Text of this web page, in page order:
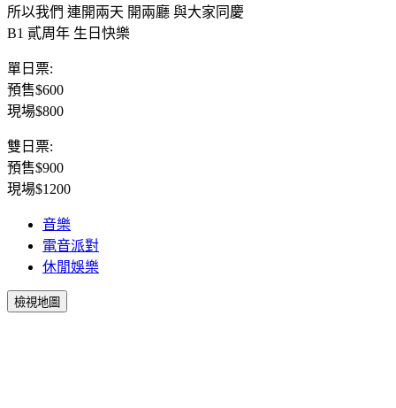
所以我們 連開兩天 開兩廳 與大家同慶
B1 貳周年 生日快樂
單日票:
預售$600
現場$800
雙日票:
預售$900
現場$1200
音樂
電音派對
休閒娛樂
檢視地圖